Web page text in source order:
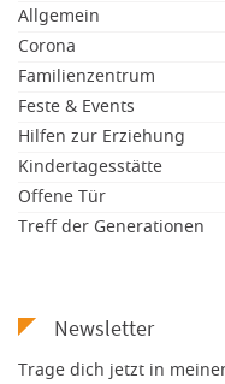
Allgemein
Corona
Familienzentrum
Feste & Events
Hilfen zur Erziehung
Kindertagesstätte
Offene Tür
Treff der Generationen
Newsletter
Trage dich jetzt in